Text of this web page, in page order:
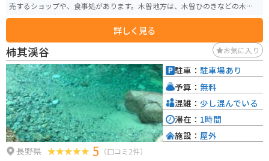
売するショップや、食事処があります。木曽地方は、木曽ひのきなどの木材
の産地として有名で、道の駅でも、それらを使った工芸品やお土産が販売さ
す。名物は、木曽牛や、山菜を使ったそば、五平餅などです。 バイクで訪れ
る場合、道の駅には広い駐車場が完備されているので安心です。中央自動車
道沿いの道の駅なので、ツーリングの休憩場所としても最適です。 周辺に
は、木曽五木で有名な森林鉄道「赤沢自然休養林」や、温泉施設「阿寺渓谷
温泉」など、観光スポットも充実しているので、ぜひ立ち寄ってみてくださ
い。
詳しく見る
柿其渓谷 お気に入り
長野県 5 （口コミ2件）
駐車： 駐車場あり
予算： 無料
混雑： 少し混んでいる
滞在： 1時間
施設： 屋外